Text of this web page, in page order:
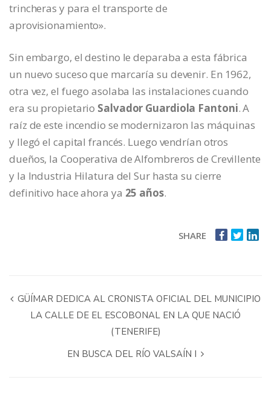
trincheras y para el transporte de
aprovisionamiento».
Sin embargo, el destino le deparaba a esta fábrica
un nuevo suceso que marcaría su devenir. En 1962,
otra vez, el fuego asolaba las instalaciones cuando
era su propietario Salvador Guardiola Fantoni. A
raíz de este incendio se modernizaron las máquinas
y llegó el capital francés. Luego vendrían otros
dueños, la Cooperativa de Alfombreros de Crevillente
y la Industria Hilatura del Sur hasta su cierre
definitivo hace ahora ya 25 años.
SHARE
GÜÍMAR DEDICA AL CRONISTA OFICIAL DEL MUNICIPIO
LA CALLE DE EL ESCOBONAL EN LA QUE NACIÓ
(TENERIFE)
EN BUSCA DEL RÍO VALSAÍN I